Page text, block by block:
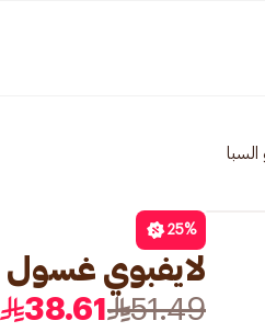
25%
لايفبوي غسول
51.49
38.61